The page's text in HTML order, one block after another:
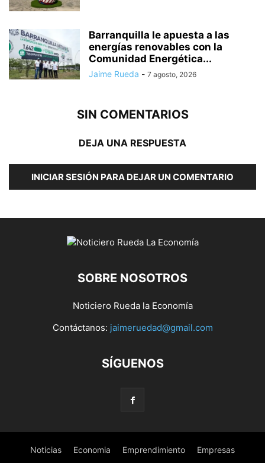
Barranquilla le apuesta a las
energías renovables con la
Comunidad Energética...
Jaime Rueda - 7 agosto, 2026
SIN COMENTARIOS
DEJA UNA RESPUESTA
INICIAR SESIÓN PARA DEJAR UN COMENTARIO
SOBRE NOSOTROS
Noticiero Rueda la Economía
Contáctanos: jaimeruedad@gmail.com
SÍGUENOS
Noticias Economia Emprendimiento Empresas